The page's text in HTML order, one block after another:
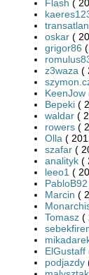
Flash (
oskar (
grigor86
z3waza (
KeenJow
Bepeki (
waldar (
rowers (
Olla (
szafar (
analityk (
leeo1 (
PabloB92
Marcin (
Tomasz (
ElGustaff
podjazdy